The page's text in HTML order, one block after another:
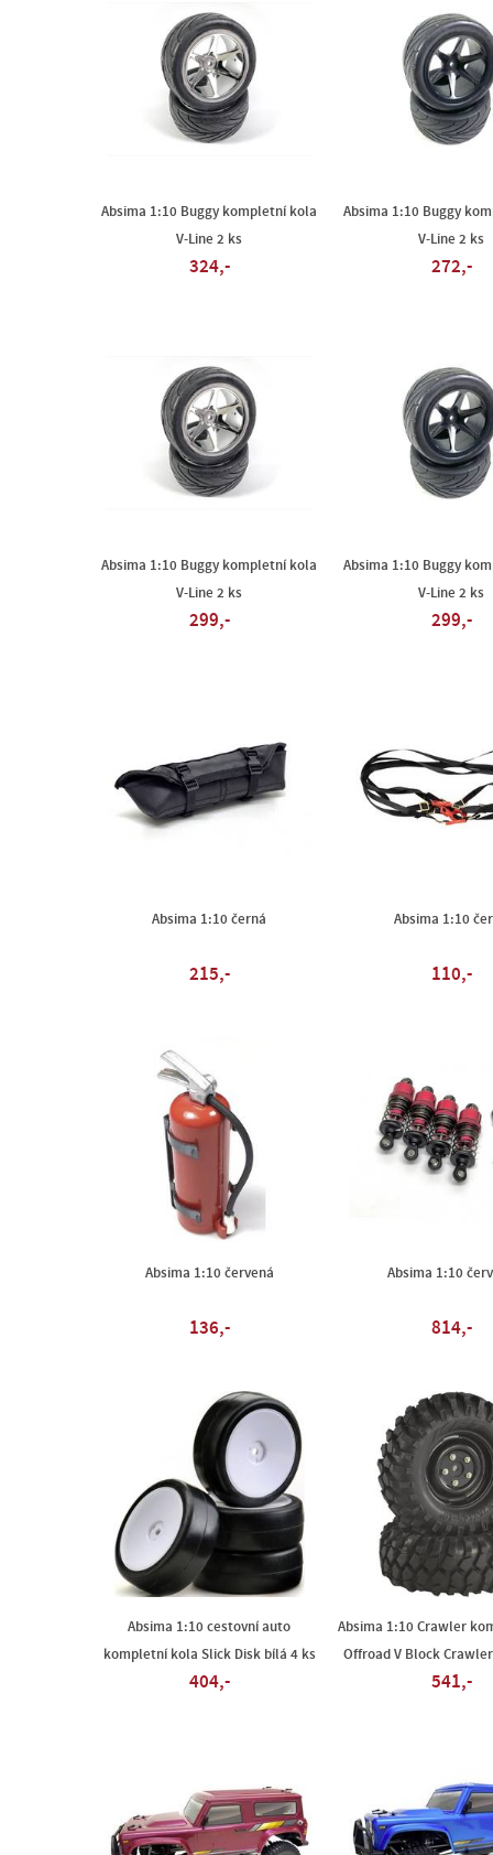
Absima 1:10 Buggy kompletní kola
V-Line 2 ks
324,-
Absima 1:10 Buggy
V-Line 2 ks
272,-
Absima 1:10 Buggy kompletní kola
V-Line 2 ks
299,-
Absima 1:10 Buggy
V-Line 2 ks
299,-
Absima 1:10 černá
215,-
Absima 1:10
110,-
Absima 1:10 červená
136,-
Absima 1:10
814,-
Absima 1:10 cestovní auto
kompletní kola Slick Disk bílá 4 ks
404,-
Absima 1:10 Crawler
Offroad V Block
541,-